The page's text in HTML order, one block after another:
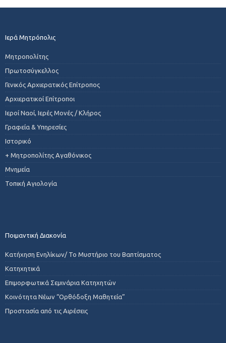
Ιερά Μητρόπολις
Μητροπολίτης
Πρωτοσύγκελλος
Γενικός Αρχιερατικός Επίτροπος
Αρχιερατικοί Επίτροποι
Ιεροί Ναοί, Ιερές Μονές / Κλήρος
Γραφεία & Υπηρεσίες
Ιστορικό
+ Μητροπολίτης Αγαθόνικος
Μνημεία
Τοπική Αγιολογία
Ποιμαντική Διακονία
Κατήχηση Ενηλίκων/ Το Μυστήριο του Βαπτίσματος
Κατηχητικά
Επιμορφωτικά Σεμινάρια Κατηχητών
Κοινότητα Νέων “Ορθόδοξη Μαθητεία”
Προστασία από τις Αιρέσεις